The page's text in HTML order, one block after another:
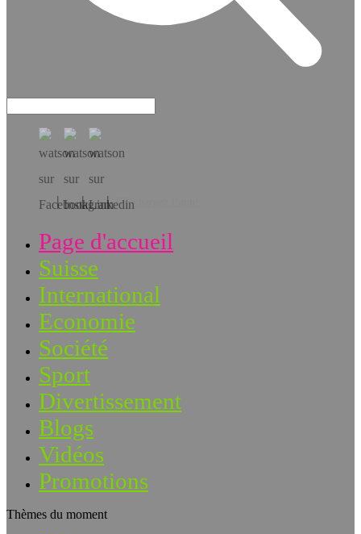
Téléchargez l’app!
Page d'accueil
Suisse
International
Economie
Société
Sport
Divertissement
Blogs
Vidéos
Promotions
Thèmes du moment